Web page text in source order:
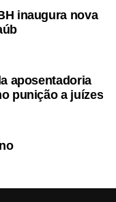
inaugura nova
aposentadoria
punição a juízes